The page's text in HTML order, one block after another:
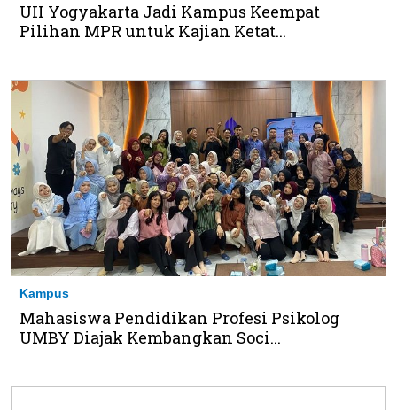
UII Yogyakarta Jadi Kampus Keempat
Pilihan MPR untuk Kajian Ketat...
Kampus
Mahasiswa Pendidikan Profesi Psikolog
UMBY Diajak Kembangkan Soci...